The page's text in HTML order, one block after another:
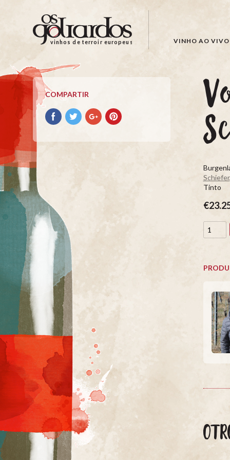
Os
Goliardos
Vinhos
de
Terroir
Europeus
vinhos de terroir europeus VINHO AO
COMPARTIR
Compartir
con
Compartir
con
Compartir
con
Compartir
con
Schiefer
Tinto